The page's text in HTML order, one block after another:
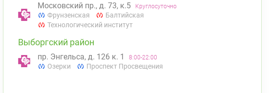
Московский пр., д. 73, к.5 Круглосуточно
Фрунзенская
Балтийская
Технологический институт
Выборгский район
пр. Энгельса, д. 126 к. 1 8:00-22:00
Озерки Проспект Просвещения